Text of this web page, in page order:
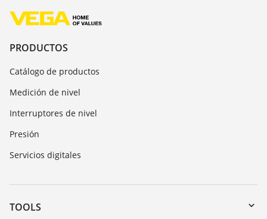
PRODUCTOS
Catálogo de productos
Medición de nivel
Interruptores de nivel
Presión
Servicios digitales
TOOLS